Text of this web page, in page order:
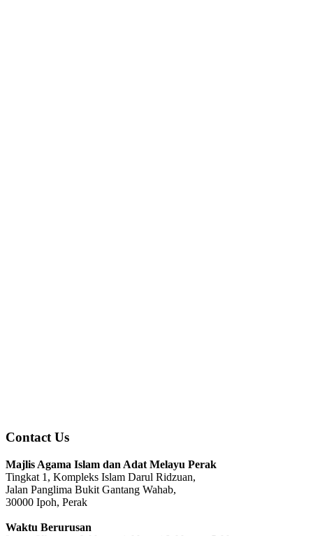
Contact Us
Majlis Agama Islam dan Adat Melayu Perak
Tingkat 1, Kompleks Islam Darul Ridzuan,
Jalan Panglima Bukit Gantang Wahab,
30000 Ipoh, Perak
Waktu Berurusan